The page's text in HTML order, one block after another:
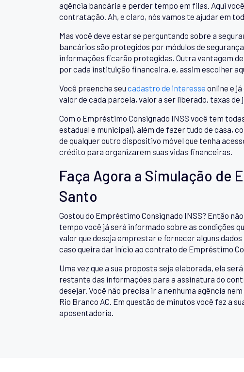
agência bancária e perder tempo em filas. Aqui
contratação. Ah, e claro, nós vamos te ajudar em
Mas você deve estar se perguntando sobre a
bancários são protegidos por módulos de
informações ficarão protegidas. Outra vantagem
por cada instituição financeira, e, assim escolher
Você preenche seu cadastro de interesse online e
valor de cada parcela, valor a ser liberado, taxas de
Com o Empréstimo Consignado INSS você tem
estadual e municipal), além de fazer tudo de casa,
de qualquer outro dispositivo móvel que tenha
crédito para organizarem suas vidas financeiras.
Faça Agora a Simulação de
Santo
Gostou do Empréstimo Consignado INSS? Então
tempo você já será informado sobre as condições
valor que deseja emprestar e fornecer alguns
caso queira dar início ao contrato de Empréstimo
Uma vez que a sua proposta seja elaborada, ela
restante das informações para a assinatura do
desejar. Você não precisa ir a nenhuma agência
Rio Branco AC. Em questão de minutos você faz a
aposentadoria.